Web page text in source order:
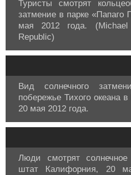
Туристы смотрят
затмение в парке «Папаго
мая 2012 года. (Michael
Republic)
Вид солнечного
побережье Тихого
20 мая 2012 года.
Люди смотрят
штат Калифорния, 20